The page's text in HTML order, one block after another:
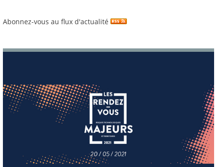
Abonnez-vous au flux d'actualité